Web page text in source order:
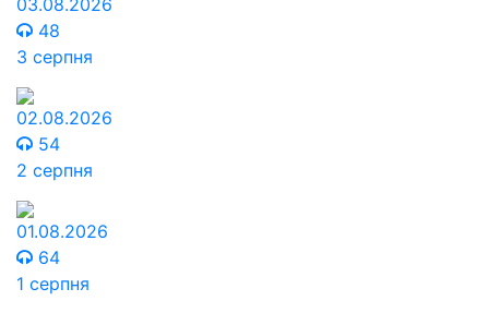
03.08.2026
48
3 серпня
02.08.2026
54
2 серпня
01.08.2026
64
1 серпня